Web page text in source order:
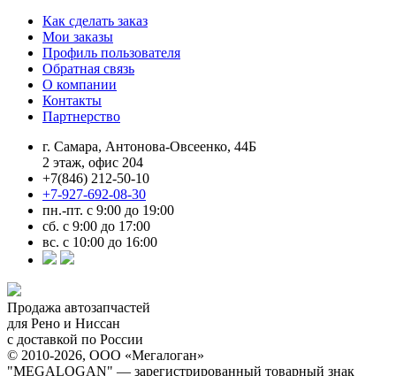
Как сделать заказ
Мои заказы
Профиль пользователя
Обратная связь
О компании
Контакты
Партнерство
г. Самара, Антонова-Овсеенко, 44Б
2 этаж, офис 204
+7(846) 212-50-10
+7-927-692-08-30
пн.-пт. с 9:00 до 19:00
сб. с 9:00 до 17:00
вс. с 10:00 до 16:00
Продажа автозапчастей
для Рено и Ниссан
с доставкой по России
© 2010-2026, ООО «Мегалоган»
"MEGALOGAN" — зарегистрированный товарный знак